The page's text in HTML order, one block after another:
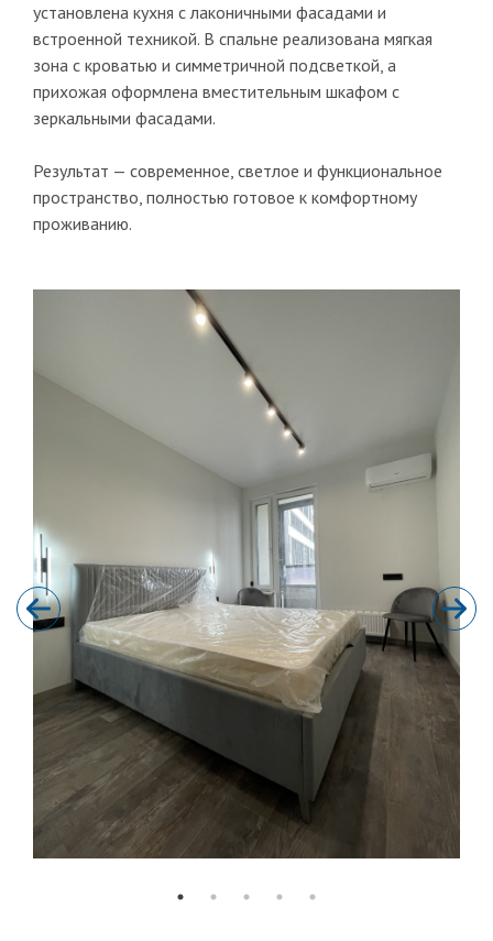
установлена кухня с лаконичными фасадами и
встроенной техникой. В спальне реализована мягкая
зона с кроватью и симметричной подсветкой, а
прихожая оформлена вместительным шкафом с
зеркальными фасадами.
Результат — современное, светлое и функциональное
пространство, полностью готовое к комфортному
проживанию.